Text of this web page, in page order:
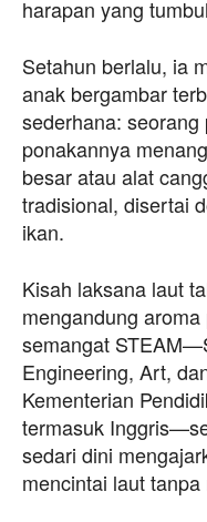
harapan yang
Setahun berlalu, ia
anak bergambar
sederhana:
ponakannya
besar atau alat
tradisional, disertai
ikan.
Kisah laksana laut
mengandung
semangat
Engineering, Art,
Kementerian
termasuk
sedari dini
mencintai laut